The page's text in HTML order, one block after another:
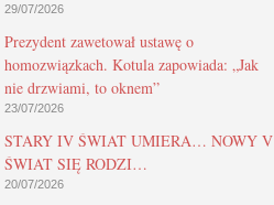
29/07/2026
Prezydent zawetował ustawę o
homozwiązkach. Kotula zapowiada: „Jak
nie drzwiami, to oknem”
23/07/2026
STARY IV ŚWIAT UMIERA… NOWY V
ŚWIAT SIĘ RODZI…
20/07/2026